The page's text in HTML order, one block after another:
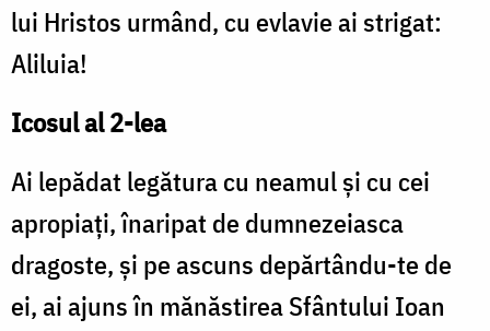
lui Hristos urmând, cu evlavie ai strigat:
Aliluia!
Icosul al 2-lea
Ai lepădat legătura cu neamul și cu cei
apropiați, înaripat de dumnezeiasca
dragoste, și pe ascuns depărtându-te de
ei, ai ajuns în mănăstirea Sfântului Ioan